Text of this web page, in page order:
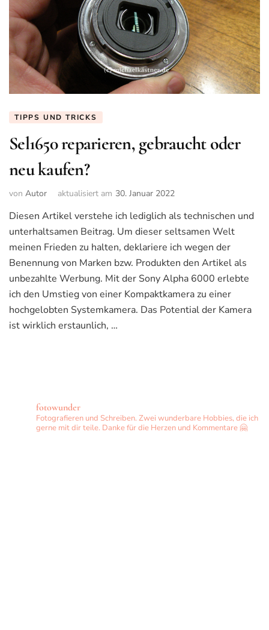
TIPPS UND TRICKS
Sel1650 reparieren, gebraucht oder
neu kaufen?
von Autor aktualisiert am 30. Januar 2022
Diesen Artikel verstehe ich lediglich als technischen und
unterhaltsamen Beitrag. Um dieser seltsamen Welt
meinen Frieden zu halten, deklariere ich wegen der
Benennung von Marken bzw. Produkten den Artikel als
unbezahlte Werbung. Mit der Sony Alpha 6000 erlebte
ich den Umstieg von einer Kompaktkamera zu einer
hochgelobten Systemkamera. Das Potential der Kamera
ist wirklich erstaunlich, …
fotowunder
Fotografieren und Schreiben. Zwei wunderbare Hobbies, die ich
gerne mit dir teile. Danke für die Herzen und Kommentare 🤗